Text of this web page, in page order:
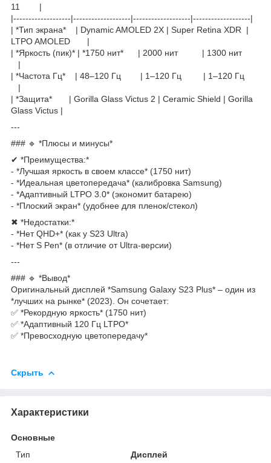
11 |
|-------------------|-------------------|-------------------|-------------------|
| *Тип экрана* | Dynamic AMOLED 2X | Super Retina XDR |
LTPO AMOLED |
| *Яркость (пик)* | *1750 нит* | 2000 нит | 1300 нит
|
| *Частота Гц* | 48–120 Гц | 1–120 Гц | 1–120 Гц
|
| *Защита* | Gorilla Glass Victus 2 | Ceramic Shield | Gorilla
Glass Victus |
---
### 🔹 *Плюсы и минусы*
✔ *Преимущества:*
- *Лучшая яркость в своем классе* (1750 нит)
- *Идеальная цветопередача* (калибровка Samsung)
- *Адаптивный LTPO 3.0* (экономит батарею)
- *Плоский экран* (удобнее для пленок/стекол)
✖ *Недостатки:*
- *Нет QHD+* (как у S23 Ultra)
- *Нет S Pen* (в отличие от Ultra-версии)
---
### 🔹 *Вывод*
Оригинальный дисплей *Samsung Galaxy S23 Plus* – один из
*лучших на рынке* (2023). Он сочетает:
✅ *Рекордную яркость* (1750 нит)
✅ *Адаптивный 120 Гц LTPO*
✅ *Превосходную цветопередачу*
Скрыть
Характеристики
Основные
Тип
Дисплей